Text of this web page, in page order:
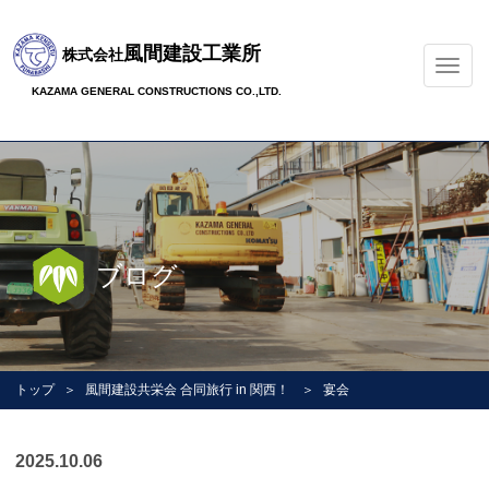
ナ
ビ
ー
シ
ョ
ン
の
切
替
株式会社風間建設工業所
KAZAMA GENERAL CONSTRUCTIONS CO.,LTD.
ブログ
トップ 風間建設共栄会 合同旅行 in 関西！ 宴会
2025.10.06